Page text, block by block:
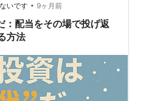
いです • 9ヶ月前
：配当をその場で投げ返
方法